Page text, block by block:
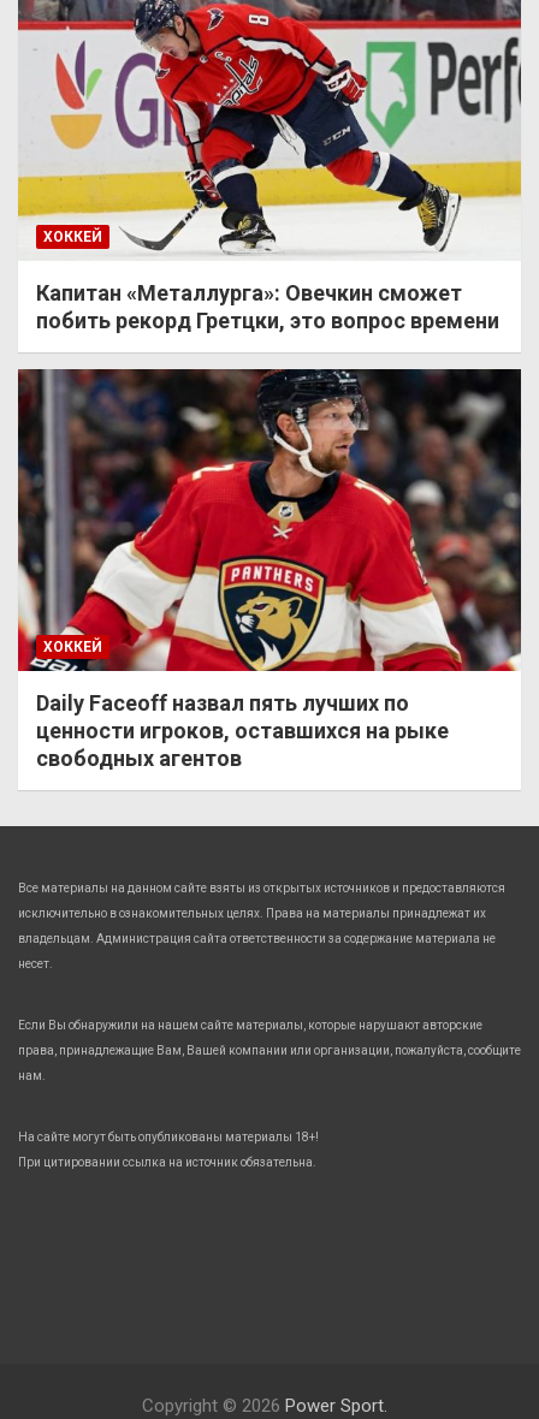
ХОККЕЙ
Капитан «Металлурга»: Овечкин сможет
побить рекорд Гретцки, это вопрос времени
ХОККЕЙ
Daily Faceoff назвал пять лучших по
ценности игроков, оставшихся на рыке
свободных агентов
Все материалы на данном сайте взяты из открытых источников и предоставляются
исключительно в ознакомительных целях. Права на материалы принадлежат их
владельцам. Администрация сайта ответственности за содержание материала не
несет.
Если Вы обнаружили на нашем сайте материалы, которые нарушают авторские
права, принадлежащие Вам, Вашей компании или организации, пожалуйста, сообщите
нам.
На сайте могут быть опубликованы материалы 18+!
При цитировании ссылка на источник обязательна.
Copyright © 2026 Power Sport.